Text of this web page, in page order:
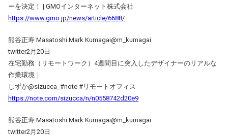
ーを決定！ | GMOインターネット株式会社
https://www.gmo.jp/news/article/6688/
熊谷正寿 Masatoshi Mark Kumagai@m_kumagai
twitter2月20日
在宅勤務（リモートワーク）4週間目に突入したデザイナーのリアルな
作業環境｜
しずか@sizucca_#note #リモートオフィス
https://note.com/sizucca/n/n0558742d20e9
熊谷正寿 Masatoshi Mark Kumagai@m_kumagai
twitter2月20日